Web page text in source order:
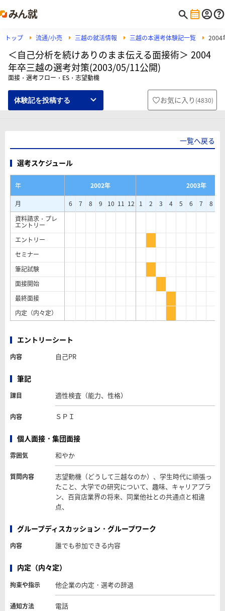
トップ 流通/小売 三越の就活情報 三越の本選考体験記一覧 2004
＜自己分析を続けありのまま伝える面接術＞ 2004
年卒三越の選考対策(2003/05/11公開)
面接・選考フロー・ES・志望動機
体験記を投稿する お気に入り (4830)
一覧へ戻る
選考スケジュール
年 2002年
2003年
月
6 7 8 9 10 11 12 1 2 3 4 5 6 7 8
資料請求・プレ
エントリー
エントリー
セミナー
筆記試験
面接開始
最終面接
内定（内々定）
エントリーシート
内容 自己PR
筆記
課目 適性検査（能力、性格）
内容 ＳＰＩ
個人面接・集団面接
雰囲気 和やか
質問内容
志望動機（どうして三越なのか）、学生時代に頑張っ
たこと、大学での研究について、趣味、キャリアプラ
ン、百貨店業界の将来、同業他社との共通点と相違
点、
グループディスカッション・グループワーク
内容 誰でも参加できる内容
内定（内々定）
拘束や指示 他企業の内定・選考の辞退
通知方法 電話